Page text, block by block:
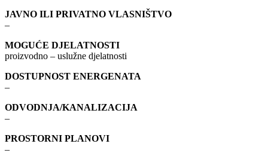
JAVNO ILI PRIVATNO VLASNIŠTVO
–
MOGUĆE DJELATNOSTI
proizvodno – uslužne djelatnosti
DOSTUPNOST ENERGENATA
–
ODVODNJA/KANALIZACIJA
–
PROSTORNI PLANOVI
–